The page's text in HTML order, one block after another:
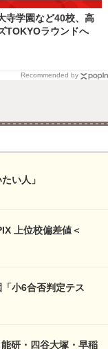
寺学園など40校、高
TOKYOラウンドへ
Recommended by
い人」
上位校偏差値＜
小6合否判定テス
研・四谷大塚・早稲